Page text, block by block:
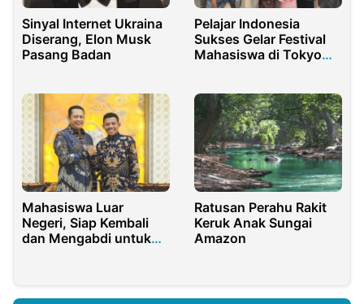
Sinyal Internet Ukraina
Diserang, Elon Musk
Pasang Badan
Pelajar Indonesia
Sukses Gelar Festival
Mahasiswa di Tokyo
Mahasiswa Luar
Negeri, Siap Kembali
dan Mengabdi untuk
Ratusan Perahu Rakit
Keruk Anak Sungai
Amazon